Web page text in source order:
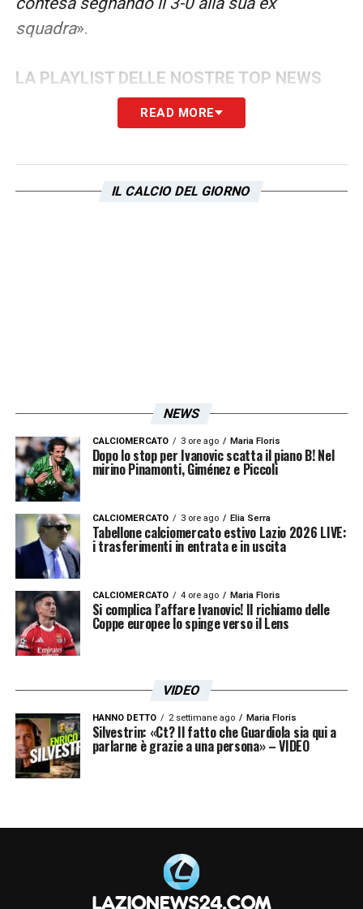
squadra».
LA PLAYLIST DELLE NOSTRE TOP NEWS
READ MORE
IL CALCIO DEL GIORNO
NEWS
CALCIOMERCATO 3 ore ago Maria Floris
Dopo lo stop per Ivanovic scatta il piano B! Nel
mirino Pinamonti, Giménez e Piccoli
CALCIOMERCATO 3 ore ago Elia Serra
Tabellone calciomercato estivo Lazio 2026 LIVE:
i trasferimenti in entrata e in uscita
CALCIOMERCATO 4 ore ago Maria Floris
Si complica l’affare Ivanovic! Il richiamo delle
Coppe europee lo spinge verso il Lens
VIDEO
HANNO DETTO 2 settimane ago Maria Floris
Silvestrin: «Ct? Il fatto che Guardiola sia qui a
parlarne è grazie a una persona» – VIDEO